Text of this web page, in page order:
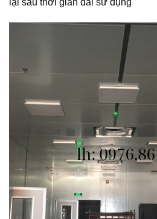
lại sau thời gian dài sử dụng